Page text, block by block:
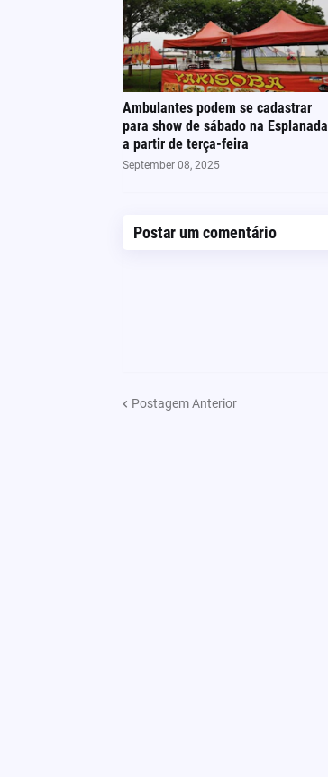
Ambulantes podem se cadastrar
para show de sábado na Esplanada
a partir de terça-feira
September 08, 2025
Postar um comentário
Postagem Anterior